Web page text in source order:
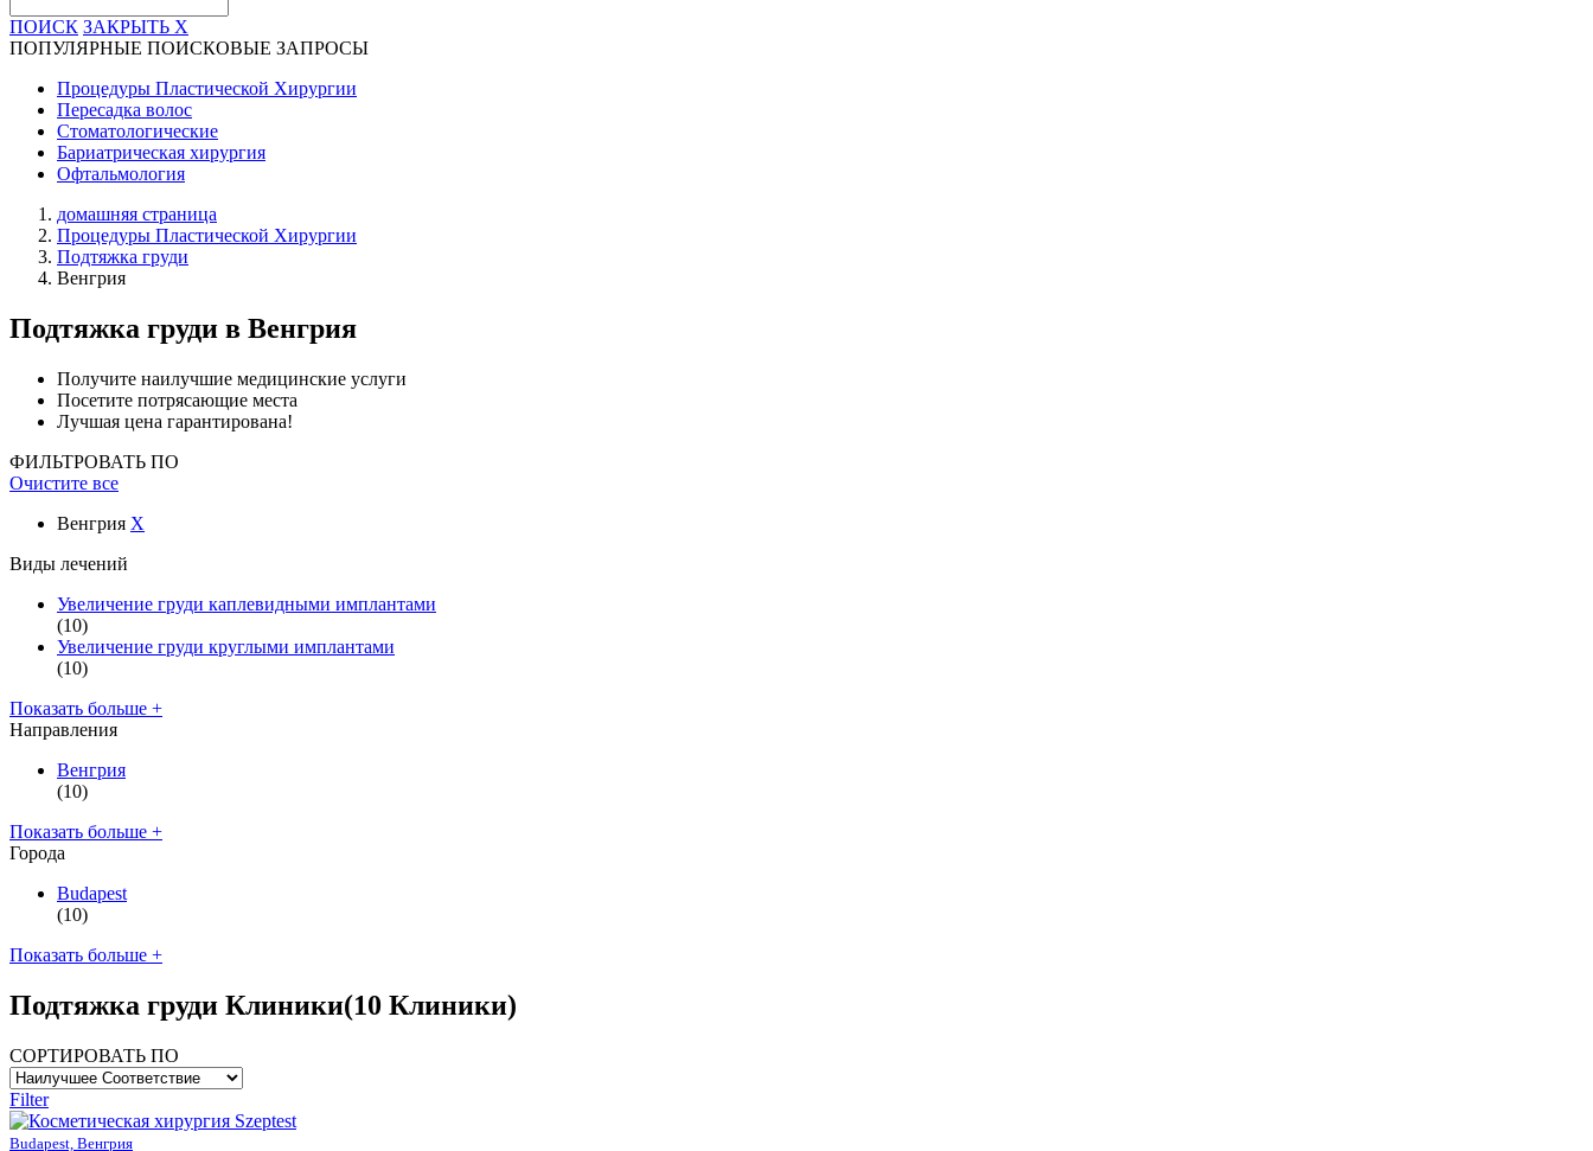
ПОИСК ЗАКРЫТЬ X
ПОПУЛЯРНЫЕ ПОИСКОВЫЕ ЗАПРОСЫ
Процедуры Пластической Хирургии
Пересадка волос
Стоматологические
Бариатрическая хирургия
Офтальмология
домашняя страница
Процедуры Пластической Хирургии
Подтяжка груди
Венгрия
Подтяжка груди в Венгрия
Получите наилучшие медицинские услуги
Посетите потрясающие места
Лучшая цена гарантирована!
ФИЛЬТРОВАТЬ ПО
Очистите все
Венгрия X
Виды лечений
Увеличение груди каплевидными имплантами
(10)
Увеличение груди круглыми имплантами
(10)
Показать больше +
Направления
Венгрия
(10)
Показать больше +
Города
Budapest
(10)
Показать больше +
Подтяжка груди Клиники(10 Клиники)
СОРТИРОВАТЬ ПО
Filter
Budapest, Венгрия